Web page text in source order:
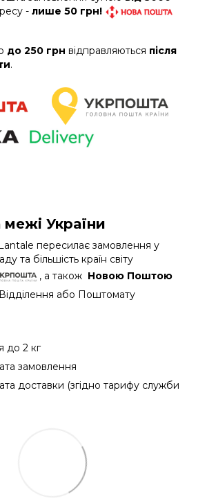
- лише 50 грн!
до 250 грн відправляються після
.
межі України
пересилає замовлення у
та більшість країн світу
, а також Новою Поштою
або Поштомату
до 2 кг
замовлення
доставки (згідно тарифу служби